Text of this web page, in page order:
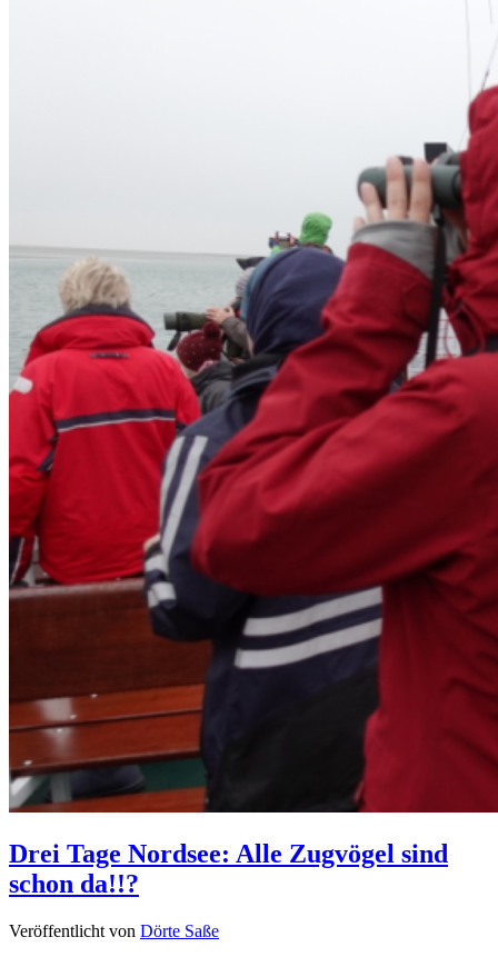
Drei Tage Nordsee: Alle Zugvögel sind
schon da!!?
Veröffentlicht von Dörte Saße